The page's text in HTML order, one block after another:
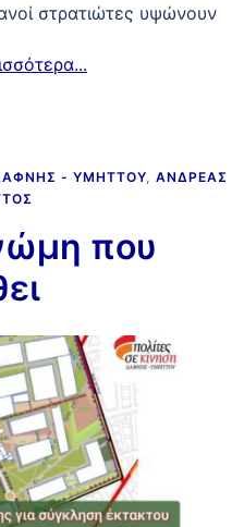
στρατιώτες υψώνουν
- ΥΜΗΤΤΟΎ ΑΝΔΡΈΑΣ
που